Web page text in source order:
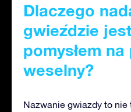
Dlaczego
gwieździe
pomysłem
weselny?
Nazwanie gwiazdy to nie